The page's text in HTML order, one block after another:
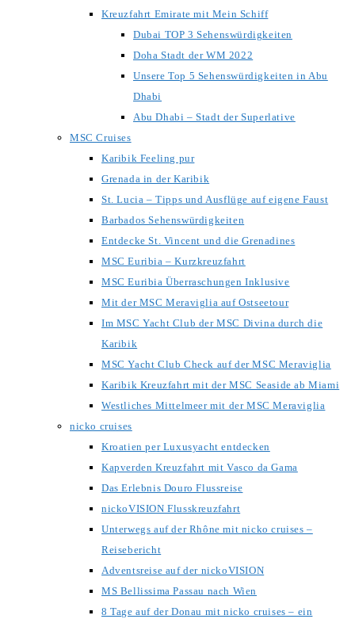
Kreuzfahrt Emirate mit Mein Schiff
Dubai TOP 3 Sehenswürdigkeiten
Doha Stadt der WM 2022
Unsere Top 5 Sehenswürdigkeiten in Abu
Dhabi
Abu Dhabi – Stadt der Superlative
MSC Cruises
Karibik Feeling pur
Grenada in der Karibik
St. Lucia – Tipps und Ausflüge auf eigene Faust
Barbados Sehenswürdigkeiten
Entdecke St. Vincent und die Grenadines
MSC Euribia – Kurzkreuzfahrt
MSC Euribia Überraschungen Inklusive
Mit der MSC Meraviglia auf Ostseetour
Im MSC Yacht Club der MSC Divina durch die
Karibik
MSC Yacht Club Check auf der MSC Meraviglia
Karibik Kreuzfahrt mit der MSC Seaside ab Miami
Westliches Mittelmeer mit der MSC Meraviglia
nicko cruises
Kroatien per Luxusyacht entdecken
Kapverden Kreuzfahrt mit Vasco da Gama
Das Erlebnis Douro Flussreise
nickoVISION Flusskreuzfahrt
Unterwegs auf der Rhône mit nicko cruises –
Reisebericht
Adventsreise auf der nickoVISION
MS Bellissima Passau nach Wien
8 Tage auf der Donau mit nicko cruises – ein